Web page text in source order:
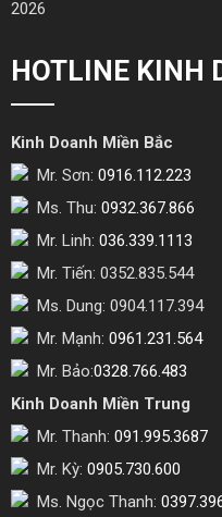
2026
HOTLINE KINH
Kinh Doanh Miền Bắc
Mr. Sơn: 0916.112.223
Ms. Thu: 0932.367.866
Mr. Linh: 036.339.1113
Mr. Tiến: 0352.835.544
Ms. Dung: 0904.117.394
Mr. Mạnh: 0961.231.564
Mr. Bảo:0328.766.483
Kinh Doanh Miền Trung
Mr. Thanh: 091.995.3687
Mr. Kỳ: 0905.730.600
Ms. Ngọc Thanh: